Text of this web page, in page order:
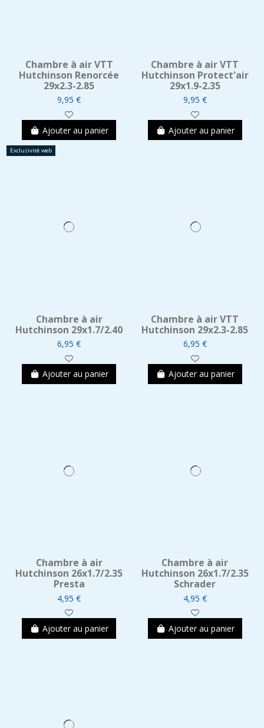
Chambre à air VTT
Hutchinson Renorcée
29x2.3-2.85
9,95 €
Ajouter au panier
Chambre à air VTT
Hutchinson Protect'air
29x1.9-2.35
9,95 €
Ajouter au panier
Exclusivité web
Chambre à air
Hutchinson 29x1.7/2.40
6,95 €
Ajouter au panier
Chambre à air VTT
Hutchinson 29x2.3-2.85
6,95 €
Ajouter au panier
Chambre à air
Hutchinson 26x1.7/2.35
Presta
4,95 €
Ajouter au panier
Chambre à air
Hutchinson 26x1.7/2.35
Schrader
4,95 €
Ajouter au panier